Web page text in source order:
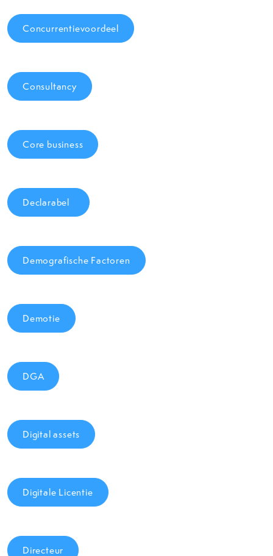
Concurrentievoordeel
Consultancy
Core business
Declarabel
Demografische Factoren
Demotie
DGA
Digital assets
Digitale Licentie
Directeur